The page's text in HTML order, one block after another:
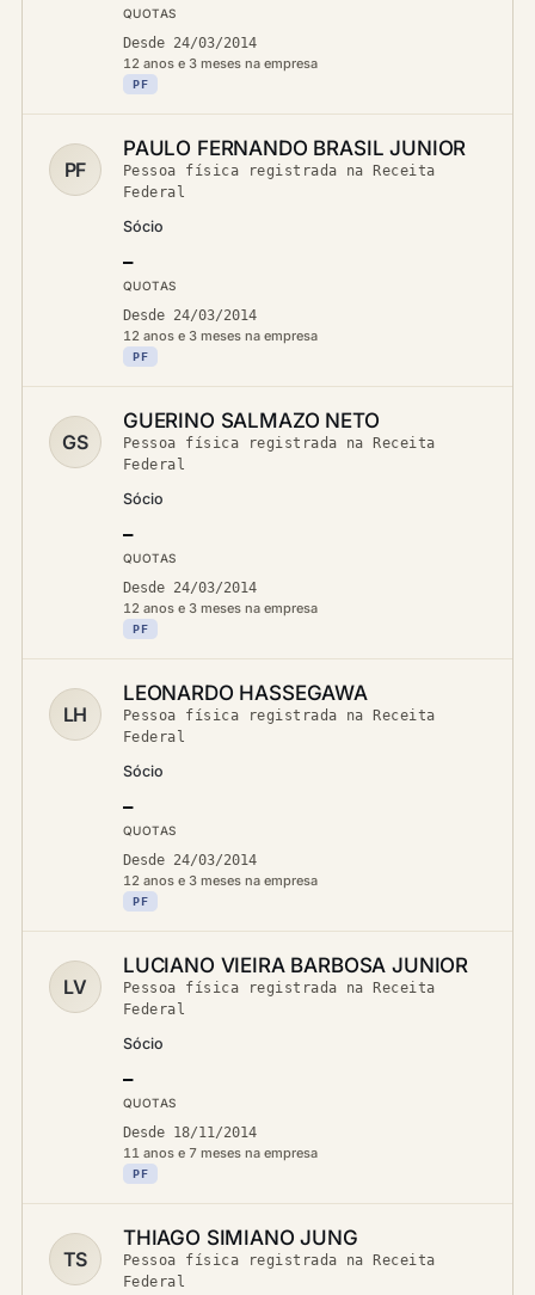
QUOTAS
Desde 24/03/2014
12 anos e 3 meses na empresa
PF
PF
PAULO FERNANDO BRASIL JUNIOR
Pessoa física registrada na Receita
Federal
Sócio
—
QUOTAS
Desde 24/03/2014
12 anos e 3 meses na empresa
PF
GS
GUERINO SALMAZO NETO
Pessoa física registrada na Receita
Federal
Sócio
—
QUOTAS
Desde 24/03/2014
12 anos e 3 meses na empresa
PF
LH
LEONARDO HASSEGAWA
Pessoa física registrada na Receita
Federal
Sócio
—
QUOTAS
Desde 24/03/2014
12 anos e 3 meses na empresa
PF
LV
LUCIANO VIEIRA BARBOSA JUNIOR
Pessoa física registrada na Receita
Federal
Sócio
—
QUOTAS
Desde 18/11/2014
11 anos e 7 meses na empresa
PF
TS
THIAGO SIMIANO JUNG
Pessoa física registrada na Receita
Federal